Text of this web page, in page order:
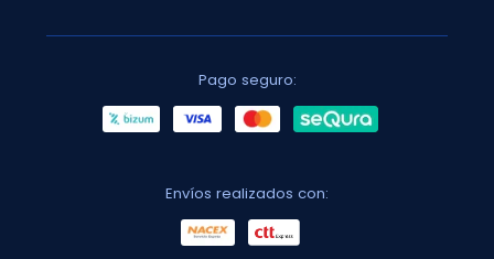
Pago seguro:
Envíos realizados con: